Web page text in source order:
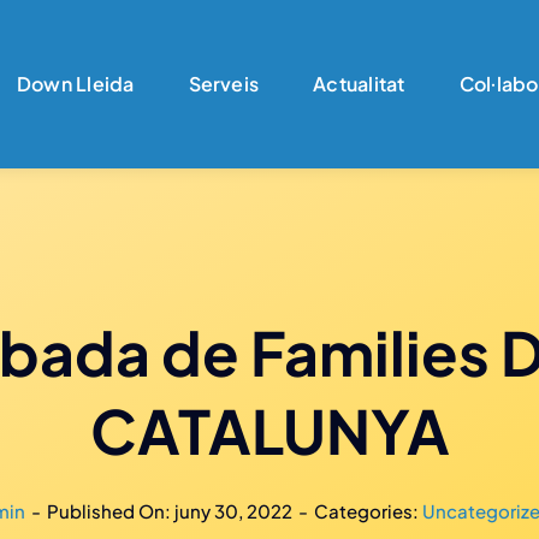
Down Lleida Serveis Actualitat
de Families
CATALUNYA
- Published On: juny 30, 2022 - Categories: